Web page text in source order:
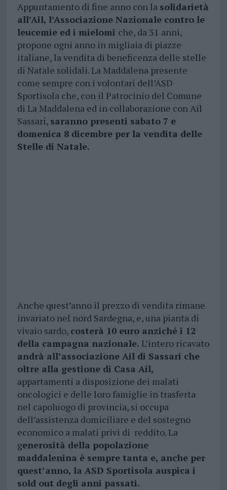
Appuntamento di fine anno con la solidarietà
all’Ail, l’Associazione Nazionale contro le
leucemie ed i mielomi che, da 31 anni,
propone ogni anno in migliaia di piazze
italiane, la vendita di beneficenza delle stelle
di Natale solidali. La Maddalena presente
come sempre con i volontari dell’ASD
Sportisola che, con il Patrocinio del Comune
di La Maddalena ed in collaborazione con Ail
Sassari, saranno presenti sabato 7 e
domenica 8 dicembre per la vendita delle
Stelle di Natale.
Anche quest’anno il prezzo di vendita rimane
invariato nel nord Sardegna, e, una pianta di
vivaio sardo, costerà 10 euro anziché i 12
della campagna nazionale. L’intero ricavato
andrà all’associazione Ail di Sassari che
oltre alla gestione di Casa Ail,
appartamenti a disposizione dei malati
oncologici e delle loro famiglie in trasferta
nel capoluogo di provincia, si occupa
dell’assistenza domiciliare e del sostegno
economico a malati privi di reddito. La
generosità della popolazione
maddalenina è sempre tanta e, anche per
quest’anno, la ASD Sportisola auspica i
sold out degli anni passati.